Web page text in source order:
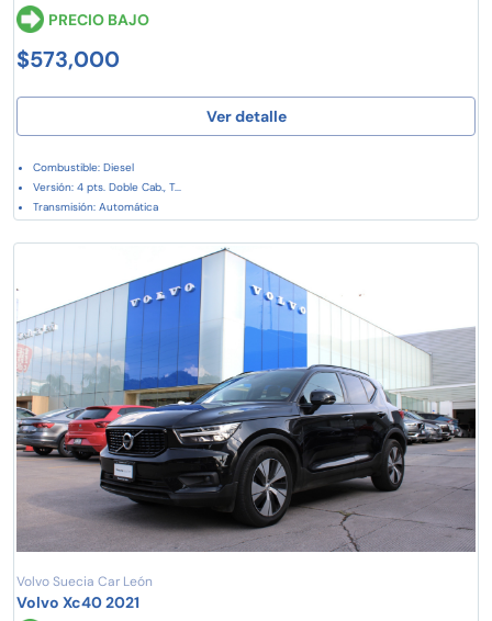
PRECIO BAJO
$573,000
Ver detalle
Combustible: Diesel
Versión: 4 pts. Doble Cab., T...
Transmisión: Automática
Volvo Suecia Car León
Volvo Xc40 2021